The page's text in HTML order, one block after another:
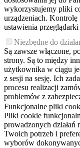
wykorzystujemy pliki
urządzeniach.
ustawienia
Niezbędne do
Są zawsze włączone,
strony. Są to między
użytkownika w ciągu
z sesji na sesję. Ich
procesu realizacji
problemów z
Funkcjonalne pliki
Pliki cookie
prowadzonych
Twoich potrzeb i
wyborów